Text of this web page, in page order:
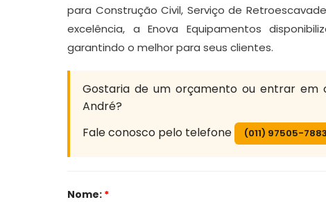
para Construção Civil, Serviço de
excelência, a Enova Equipamentos
garantindo o melhor para seus clientes.
Gostaria de um orçamento ou entrar em
André?
Fale conosco pelo telefone
(011) 97505-7883
Nome: *